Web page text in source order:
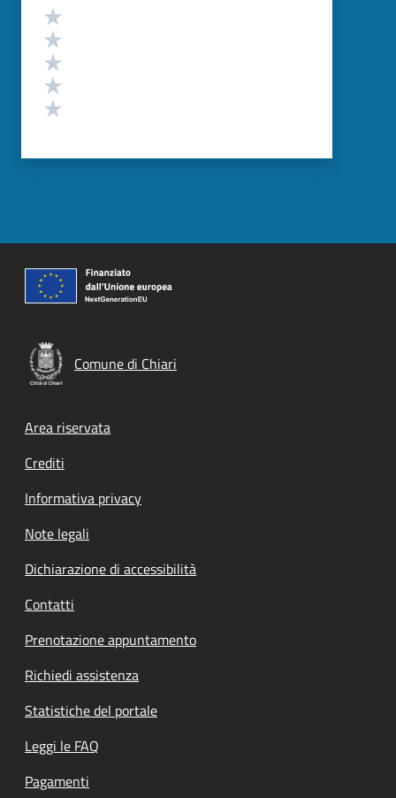
Valutazione
Comune di Chiari
Footer menu
Area riservata
Crediti
Informativa privacy
Note legali
Dichiarazione di accessibilità
Contatti
Prenotazione appuntamento
Richiedi assistenza
Statistiche del portale
Leggi le FAQ
Pagamenti